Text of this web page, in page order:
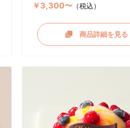
￥3,300〜 （税込）
商品詳細を見る